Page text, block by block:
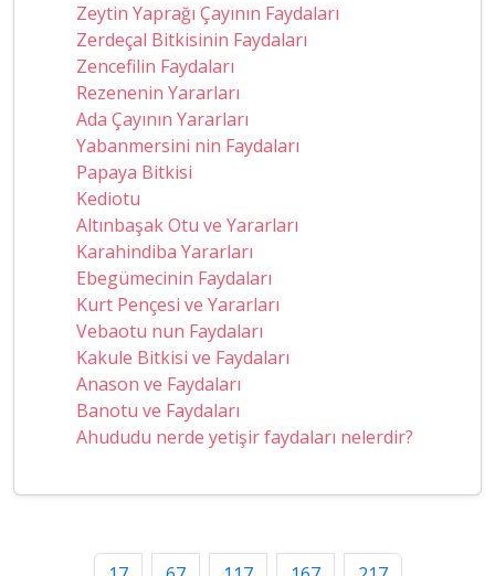
Zeytin Yaprağı Çayının Faydaları
Zerdeçal Bitkisinin Faydaları
Zencefilin Faydaları
Rezenenin Yararları
Ada Çayının Yararları
Yabanmersini nin Faydaları
Papaya Bitkisi
Kediotu
Altınbaşak Otu ve Yararları
Karahindiba Yararları
Ebegümecinin Faydaları
Kurt Pençesi ve Yararları
Vebaotu nun Faydaları
Kakule Bitkisi ve Faydaları
Anason ve Faydaları
Banotu ve Faydaları
Ahududu nerde yetişir faydaları nelerdir?